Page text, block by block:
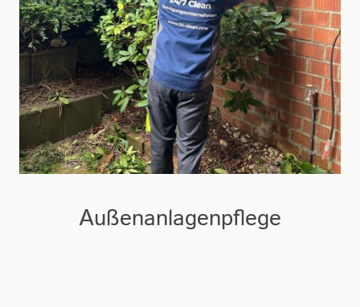
Außenanlagenpflege